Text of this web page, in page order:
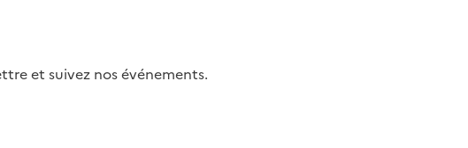
et suivez nos événements.